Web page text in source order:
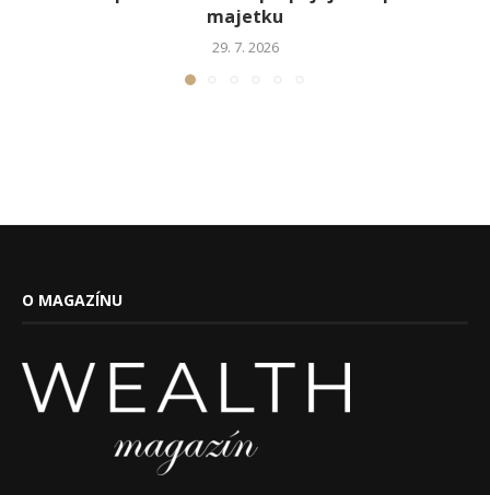
majetku
29. 7. 2026
O MAGAZÍNU